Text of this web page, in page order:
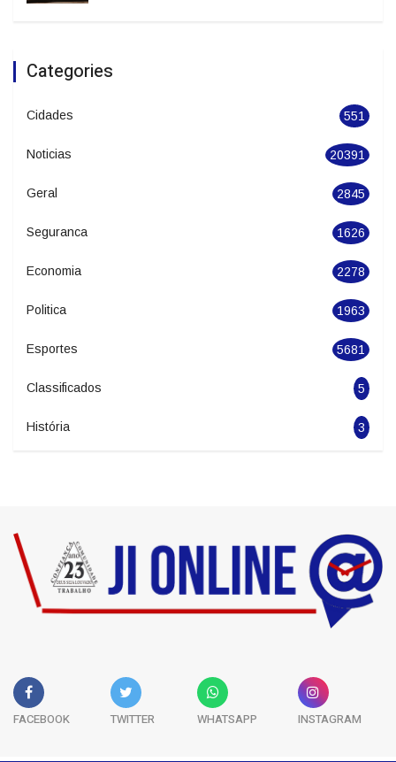
Categories
Cidades 551
Noticias 20391
Geral 2845
Seguranca 1626
Economia 2278
Politica 1963
Esportes 5681
Classificados 5
História 3
FACEBOOK TWITTER WHATSAPP INSTAGRAM